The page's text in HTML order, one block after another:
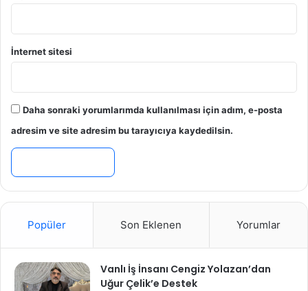
İnternet sitesi
Daha sonraki yorumlarımda kullanılması için adım, e-posta
adresim ve site adresim bu tarayıcıya kaydedilsin.
Popüler Son Eklenen Yorumlar
Vanlı İş İnsanı Cengiz Yolazan’dan
Uğur Çelik’e Destek